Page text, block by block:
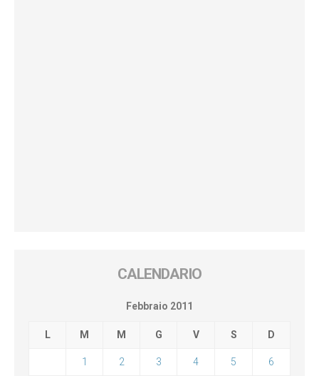
CALENDARIO
Febbraio 2011
L M M G V S D
1 2 3 4 5 6